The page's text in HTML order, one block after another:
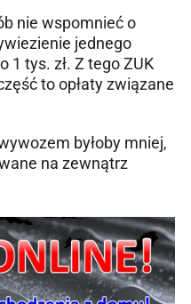
nie wspomnieć o
jednego
1 tys. zł. Z tego ZUK
to opłaty związane
byłoby mniej,
na zewnątrz